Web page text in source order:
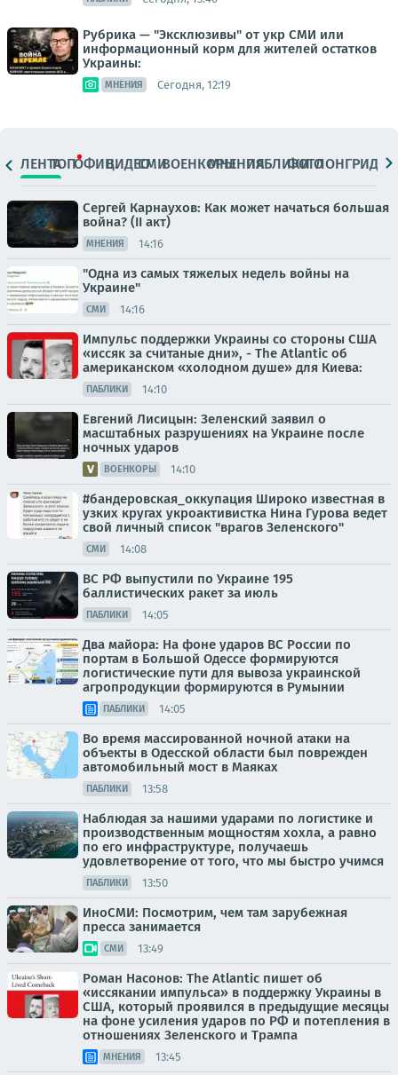
Рубрика — "Эксклюзивы" от укр СМИ или
информационный корм для жителей остатков
Украины:
МНЕНИЯ Сегодня, 12:19
ЛЕНТАТОПОФИЦ.ВИДЕОСМИВОЕНКОРЫМНЕНИЯПАБЛИКИ
ФОТОЛОНГРИДЫ
Сергей Карнаухов: Как может начаться большая
война? (II акт)
МНЕНИЯ 14:16
"Одна из самых тяжелых недель войны на
Украине"
СМИ 14:16
Импульс поддержки Украины со стороны США
«иссяк за считаные дни», - The Atlantic об
американском «холодном душе» для Киева:
ПАБЛИКИ 14:10
Евгений Лисицын: Зеленский заявил о
масштабных разрушениях на Украине после
ночных ударов
ВОЕНКОРЫ 14:10
#бандеровская_оккупация Широко известная в
узких кругах укроактивистка Нина Гурова ведет
свой личный список "врагов Зеленского"
СМИ 14:08
ВС РФ выпустили по Украине 195
баллистических ракет за июль
ПАБЛИКИ 14:05
Два майора: На фоне ударов ВС России по
портам в Большой Одессе формируются
логистические пути для вывоза украинской
агропродукции формируются в Румынии
ПАБЛИКИ 14:05
Во время массированной ночной атаки на
объекты в Одесской области был поврежден
автомобильный мост в Маяках
ПАБЛИКИ 13:58
Наблюдая за нашими ударами по логистике и
производственным мощностям хохла, а равно
по его инфраструктуре, получаешь
удовлетворение от того, что мы быстро учимся
ПАБЛИКИ 13:50
ИноСМИ: Посмотрим, чем там зарубежная
пресса занимается
СМИ 13:49
Роман Насонов: The Atlantic пишет об
«иссякании импульса» в поддержку Украины в
США, который проявился в предыдущие месяцы
на фоне усиления ударов по РФ и потепления в
отношениях Зеленского и Трампа
МНЕНИЯ 13:45